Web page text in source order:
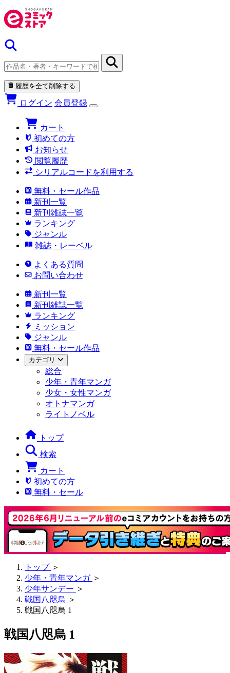
履歴を全て削除する
ログイン 会員登録
カート
初めての方
お知らせ
閲覧履歴
シリアルコードを利用する
無料・セール作品
新刊一覧
新刊雑誌一覧
ランキング
ジャンル
雑誌・レーベル
よくある質問
お問い合わせ
新刊一覧
新刊雑誌一覧
ランキング
ミッション
ジャンル
無料・セール作品
カテゴリ
総合
少年・青年マンガ
少女・女性マンガ
オトナマンガ
ライトノベル
トップ
検索
カート
初めての方
無料・セール
トップ ＞
少年・青年マンガ ＞
少年サンデー ＞
戦国八咫烏 ＞
戦国八咫烏 1
戦国八咫烏 1